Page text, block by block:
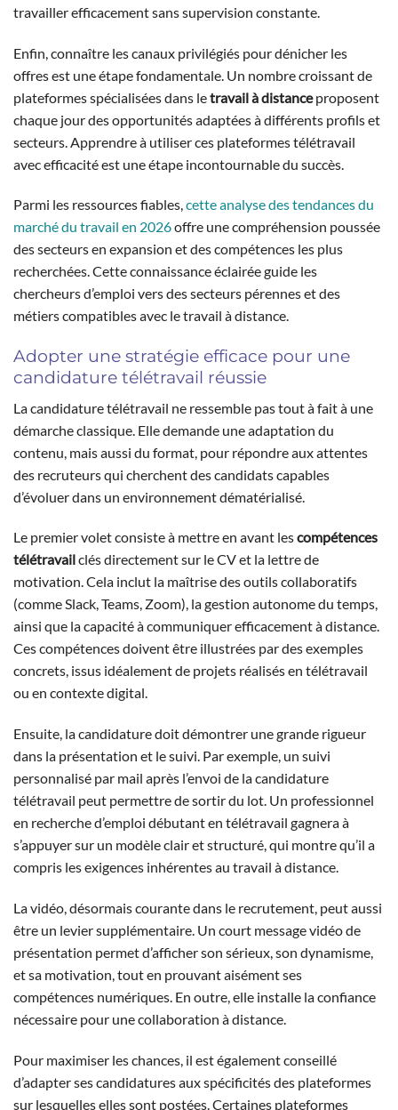
travailler efficacement sans supervision constante.
Enfin, connaître les canaux privilégiés pour dénicher les
offres est une étape fondamentale. Un nombre croissant de
plateformes spécialisées dans letravail à distanceproposent
chaque jour des opportunités adaptées à différents profils et
secteurs. Apprendre à utiliser ces plateformes télétravail
avec efficacité est une étape incontournable du succès.
Parmi les ressources fiables,cette analyse des tendances du
marché du travail en 2026offre une compréhension poussée
des secteurs en expansion et des compétences les plus
recherchées. Cette connaissance éclairée guide les
chercheurs d’emploi vers des secteurs pérennes et des
métiers compatibles avec le travail à distance.
Adopter une stratégie efficace pour une
candidature télétravail réussie
La candidature télétravail ne ressemble pas tout à fait à une
démarche classique. Elle demande une adaptation du
contenu, mais aussi du format, pour répondre aux attentes
des recruteurs qui cherchent des candidats capables
d’évoluer dans un environnement dématérialisé.
Le premier volet consiste à mettre en avant lescompétences
télétravailclés directement sur le CV et la lettre de
motivation. Cela inclut la maîtrise des outils collaboratifs
(comme Slack, Teams, Zoom), la gestion autonome du temps,
ainsi que la capacité à communiquer efficacement à distance.
Ces compétences doivent être illustrées par des exemples
concrets, issus idéalement de projets réalisés en télétravail
ou en contexte digital.
Ensuite, la candidature doit démontrer une grande rigueur
dans la présentation et le suivi. Par exemple, un suivi
personnalisé par mail après l’envoi de la candidature
télétravail peut permettre de sortir du lot. Un professionnel
en recherche d’emploi débutant en télétravail gagnera à
s’appuyer sur un modèle clair et structuré, qui montre qu’il a
compris les exigences inhérentes au travail à distance.
La vidéo, désormais courante dans le recrutement, peut aussi
être un levier supplémentaire. Un court message vidéo de
présentation permet d’afficher son sérieux, son dynamisme,
et sa motivation, tout en prouvant aisément ses
compétences numériques. En outre, elle installe la confiance
nécessaire pour une collaboration à distance.
Pour maximiser les chances, il est également conseillé
d’adapter ses candidatures aux spécificités des plateformes
sur lesquelles elles sont postées. Certaines plateformes